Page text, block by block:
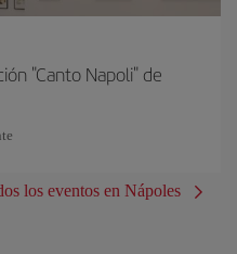
"Canto Napoli" de
los eventos en Nápoles